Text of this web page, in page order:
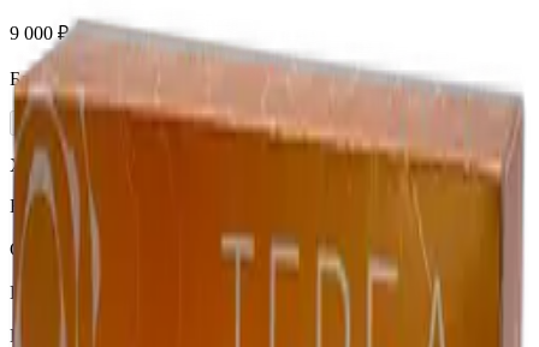
9 000 ₽
Блок (10 пачек):
Нет в наличии
Характеристики
Бренд
Terea
Страна
Крепость
Средний
Капсула